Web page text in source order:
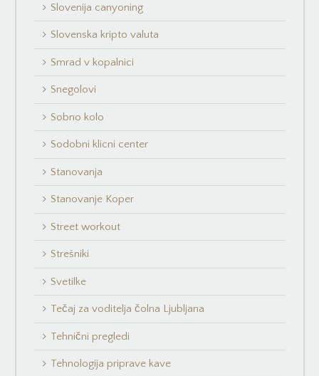
Slovenija canyoning
Slovenska kripto valuta
Smrad v kopalnici
Snegolovi
Sobno kolo
Sodobni klicni center
Stanovanja
Stanovanje Koper
Street workout
Strešniki
Svetilke
Tečaj za voditelja čolna Ljubljana
Tehnični pregledi
Tehnologija priprave kave